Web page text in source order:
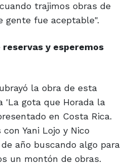
trajimos obras de
gente fue aceptable".
reservas y esperemos
la obra de esta
'La gota que Horada la
en Costa Rica.
Yani Lojo y Nico
año buscando algo para
un montón de obras.